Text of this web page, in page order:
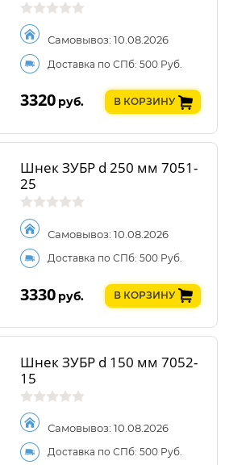
Самовывоз: 10.08.2026
Доставка по СПб: 500 Руб.
3320 руб. В КОРЗИНУ
Шнек ЗУБР d 250 мм 7051-
25
Самовывоз: 10.08.2026
Доставка по СПб: 500 Руб.
3330 руб. В КОРЗИНУ
Шнек ЗУБР d 150 мм 7052-
15
Самовывоз: 10.08.2026
Доставка по СПб: 500 Руб.